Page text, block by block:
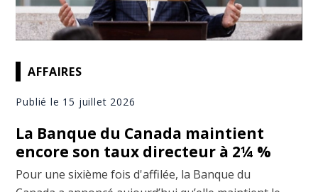
AFFAIRES
Publié le 15 juillet 2026
La Banque du Canada maintient
encore son taux directeur à 2¼ %
Pour une sixième fois d'affilée, la Banque du